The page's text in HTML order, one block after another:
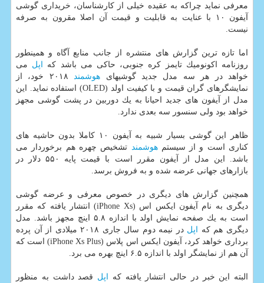
معرفی نماید چراكه به عقیده خیلی از كارشناسان، خریداری گوشی
آیفون ۱۰ با عنایت به قابلیت و قیمت آن اصلا مقرون به صرفه
نیست.
اما تازه ترین گزارش های منتشره از جانب منابع آگاه و همینطور
روزنامه اكونومیك تایمز كره جنوبی، حاكی می باشد كه اپل می
خواهد در هر سه مدل جدید گوشیهای هوشمند
۲۰۱۸ خود، از
نمایشگرهای گران قیمت و با كیفیت اولد (OLED) استفاده نماید. این
مدل از آیفون های جدید احیانا به یك دوربین در پشت گوشی مجهز
خواهد بود ولی سنسور سه بعدی ندارد.
ظاهر این گوشی بسیار شبیه به آیفون ۱۰ كاملا بدون حاشیه های
كناری است و از سیستمهوشمند تشخیص چهره هم برخوردار می
باشد. این مدل از آیفون مقرر است با قیمت پایه ۵۵۰ دلار در
بازارهای جهانی عرضه شده و به فروش برسد.
همچنین گزارش های دیگری در خصوص معرفی و عرضه گوشی
دیگری به نام آیفون ایكس اس (iPhone Xs) انتشار یافته كه مقرر
است به یك صفحه نمایش اولد با اندازه ۵.۸ اینچ مجهز باشد. مدل
دیگری هم كه اپل
در نیمه دوم سال جاری ۲۰۱۸ میلادی از آن پرده
برداری خواهد كرد، آیفون ایكس اس پلاس (iPhone Xs Plus) است كه
آن هم از نمایشگر اولد با اندازه ۶.۵ اینچ بهره می برد.
البته این خبر در حالی انتشار یافته كه اپل قصد داشت به منظور